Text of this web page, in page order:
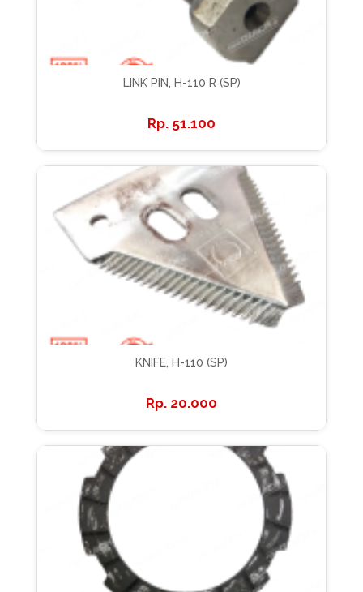
LINK PIN, H-110 R (SP)
51.100
KNIFE, H-110 (SP)
20.000